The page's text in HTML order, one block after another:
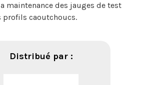
maintenance des jauges de test
caoutchoucs.
Distribué par :